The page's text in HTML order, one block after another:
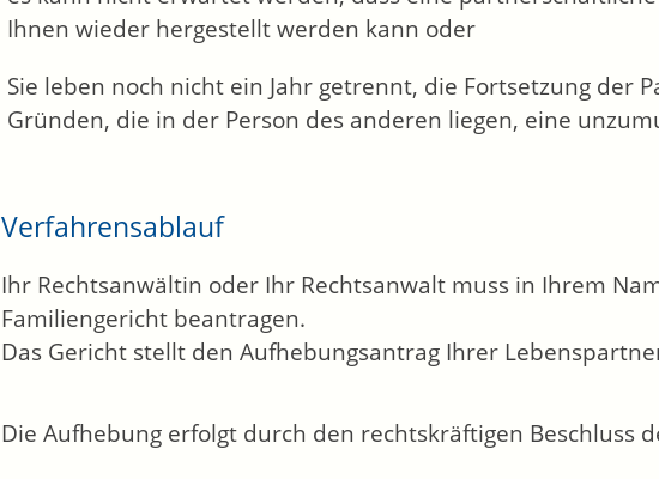
Ihnen wieder hergestellt werden kann oder
Sie leben noch nicht ein Jahr getrennt, die Fortsetzung der
Gründen, die in der Person des anderen liegen, eine
Verfahrensablauf
Ihr Rechtsanwältin oder Ihr Rechtsanwalt muss in Ihrem
Familiengericht beantragen.
Das Gericht stellt den Aufhebungsantrag Ihrer
Die Aufhebung erfolgt durch den rechtskräftigen Beschluss